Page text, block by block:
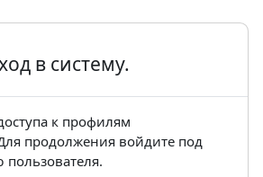
в систему.
к профилям
продолжения войдите под
пользователя.